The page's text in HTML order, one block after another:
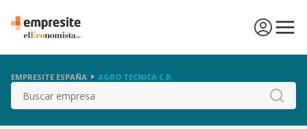
EMPRESITE ESPAÑA AGRO TECNICA C.B.
Buscar